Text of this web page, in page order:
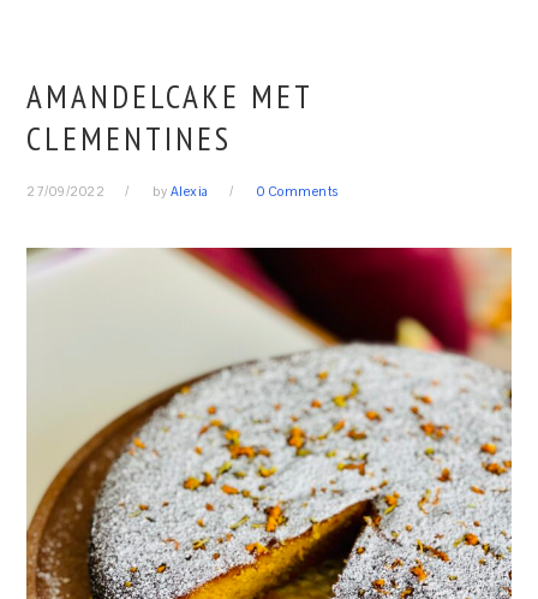
AMANDELCAKE MET
CLEMENTINES
27/09/2022 by Alexia 0 Comments